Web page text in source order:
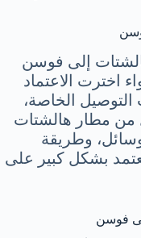
إلى فوسن
اخترت الاعتماد
الخاصة،
من مطار هالشتات
وطريقة
بشكل كبير على
فوسن